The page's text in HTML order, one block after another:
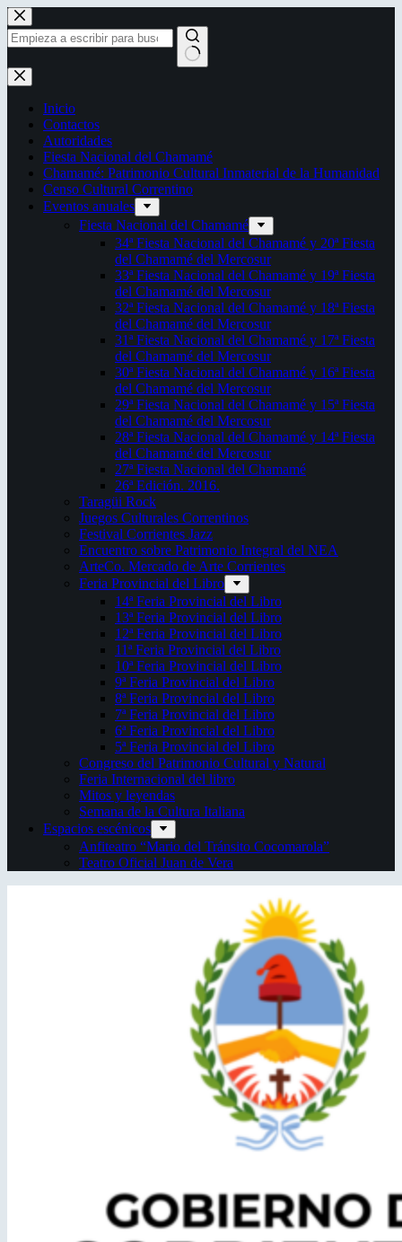
Saltar
al
contenido
Sin
resultados
Inicio
Contactos
Autoridades
Fiesta Nacional del Chamamé
Chamamé: Patrimonio Cultural Inmaterial de la Humanidad
Censo Cultural Correntino
Eventos anuales
Fiesta Nacional del Chamamé
34ª Fiesta Nacional del Chamamé y 20ª Fiesta
del Chamamé del Mercosur
33ª Fiesta Nacional del Chamamé y 19ª Fiesta
del Chamamé del Mercosur
32ª Fiesta Nacional del Chamamé y 18ª Fiesta
del Chamamé del Mercosur
31ª Fiesta Nacional del Chamamé y 17ª Fiesta
del Chamamé del Mercosur
30ª Fiesta Nacional del Chamamé y 16ª Fiesta
del Chamamé del Mercosur
29ª Fiesta Nacional del Chamamé y 15ª Fiesta
del Chamamé del Mercosur
28ª Fiesta Nacional del Chamamé y 14ª Fiesta
del Chamamé del Mercosur
27ª Fiesta Nacional del Chamamé
26ª Edición. 2016.
Taragüi Rock
Juegos Culturales Correntinos
Festival Corrientes Jazz
Encuentro sobre Patrimonio Integral del NEA
ArteCo. Mercado de Arte Corrientes
Feria Provincial del Libro
14ª Feria Provincial del Libro
13ª Feria Provincial del Libro
12ª Feria Provincial del Libro
11ª Feria Provincial del Libro
10ª Feria Provincial del Libro
9ª Feria Provincial del Libro
8ª Feria Provincial del Libro
7ª Feria Provincial del Libro
6ª Feria Provincial del Libro
5ª Feria Provincial del Libro
Congreso del Patrimonio Cultural y Natural
Feria Internacional del libro
Mitos y leyendas
Semana de la Cultura Italiana
Espacios escénicos
Anfiteatro “Mario del Tránsito Cocomarola”
Teatro Oficial Juan de Vera